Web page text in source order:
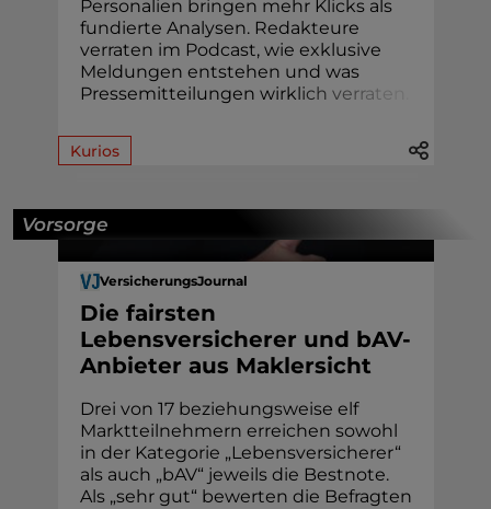
Personalien bringen mehr Klicks als
fundierte Analysen. Redakteure
verraten im Podcast, wie exklusive
Meldungen entstehen und was
Pressemitteilungen wirklich verrat e
Kurios
Vorsorge
VersicherungsJournal
Die fairsten
Lebensversicherer und bAV-
Anbieter aus Maklersicht
Drei von 17 beziehungsweise elf
Marktteilnehmern erreichen sowohl
in der Kategorie „Lebensversicherer“
als auch „bAV“ jeweils die Bestnote.
Als „sehr gut“ bewerten die Befragten